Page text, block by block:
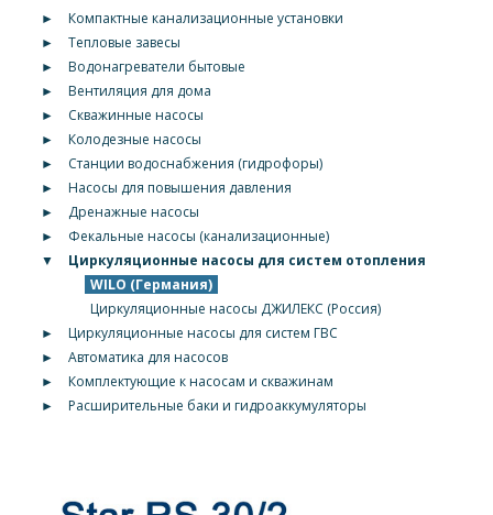
►
Компактные канализационные установки
►
Тепловые завесы
►
Водонагреватели бытовые
►
Вентиляция для дома
►
Скважинные насосы
►
Колодезные насосы
►
Станции водоснабжения (гидрофоры)
►
Насосы для повышения давления
►
Дренажные насосы
►
Фекальные насосы (канализационные)
▼
Циркуляционные насосы для систем отопления
WILO (Германия)
Циркуляционные насосы ДЖИЛЕКС (Россия)
►
Циркуляционные насосы для систем ГВС
►
Автоматика для насосов
►
Комплектующие к насосам и скважинам
►
Расширительные баки и гидроаккумуляторы